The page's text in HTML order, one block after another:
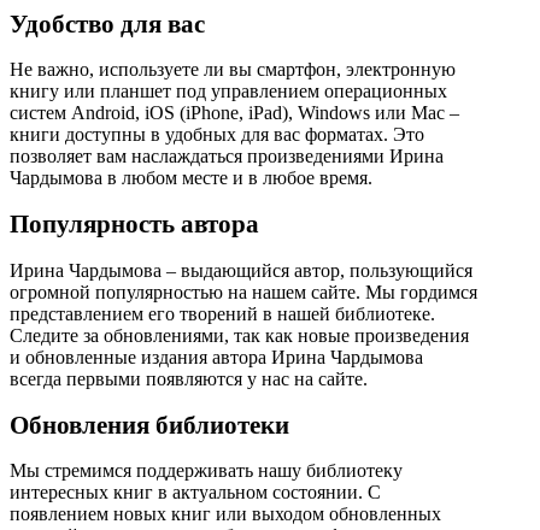
Удобство для вас
Не важно, используете ли вы смартфон, электронную
книгу или планшет под управлением операционных
систем Android, iOS (iPhone, iPad), Windows или Mac –
книги доступны в удобных для вас форматах. Это
позволяет вам наслаждаться произведениями Ирина
Чардымова в любом месте и в любое время.
Популярность автора
Ирина Чардымова – выдающийся автор, пользующийся
огромной популярностью на нашем сайте. Мы гордимся
представлением его творений в нашей библиотеке.
Следите за обновлениями, так как новые произведения
и обновленные издания автора Ирина Чардымова
всегда первыми появляются у нас на сайте.
Обновления библиотеки
Мы стремимся поддерживать нашу библиотеку
интересных книг в актуальном состоянии. С
появлением новых книг или выходом обновленных